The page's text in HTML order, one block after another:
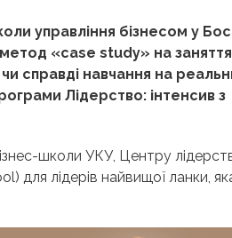
управління бізнесом у
«case study» на
справді навчання на
Лідерство: інтенсив з
школи УКУ, Центру
для лідерів найвищої ланки,